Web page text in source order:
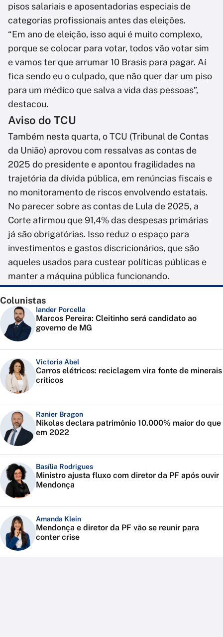
pisos salariais e aposentadorias especiais de
categorias profissionais antes das eleições.
“Em ano de eleição, isso aqui é muito complexo,
porque se colocar para votar, todos vão votar sim
e vamos ter que arrumar 10 Brasis para pagar. Aí
fica sendo eu o culpado, que não quer dar um piso
para um médico que salva a vida das pessoas”,
destacou.
Aviso do TCU
Também nesta quarta, o TCU (Tribunal de Contas
da União) aprovou com ressalvas as contas de
2025 do presidente e apontou fragilidades na
trajetória da dívida pública, em renúncias fiscais e
no monitoramento de riscos envolvendo estatais.
No parecer sobre as contas de Lula de 2025, a
Corte afirmou que 91,4% das despesas primárias
já são obrigatórias. Isso reduz o espaço para
investimentos e gastos discricionários, que são
aqueles usados para custear políticas públicas e
manter a máquina pública funcionando.
Colunistas
Iander Porcella
Marcos Pereira: Cleitinho será candidato ao
governo de MG
Victoria Abel
Carros elétricos: reciclagem vira fonte de minerais
críticos
Ranier Bragon
Nikolas declara patrimônio 10.000% maior do que
em 2022
Basília Rodrigues
Ministro ajusta fluxo com diretor da PF após ouvir
Mendonça
Amanda Klein
Mendonça e diretor da PF vão se reunir para
conter crise